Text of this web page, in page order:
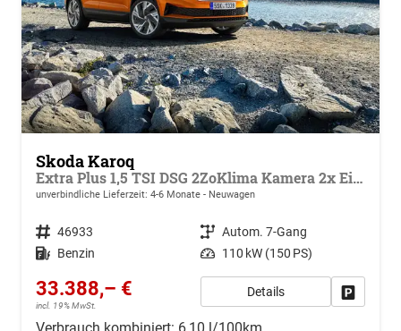
Skoda Karoq
Extra Plus 1,5 TSI DSG 2ZoKlima Kamera 2x Einparkhilfe Alu Felgen 5J Garantie Sitzheizung Matrix el Heckklappe ACC
unverbindliche Lieferzeit: 4-6 Monate Neuwagen
Fahrzeugnr. 46933 Getriebe Autom. 7-Gang
Kraftstoff Benzin Leistung 110 kW (150 PS)
33.388,– €
incl. 19% MwSt.
Details